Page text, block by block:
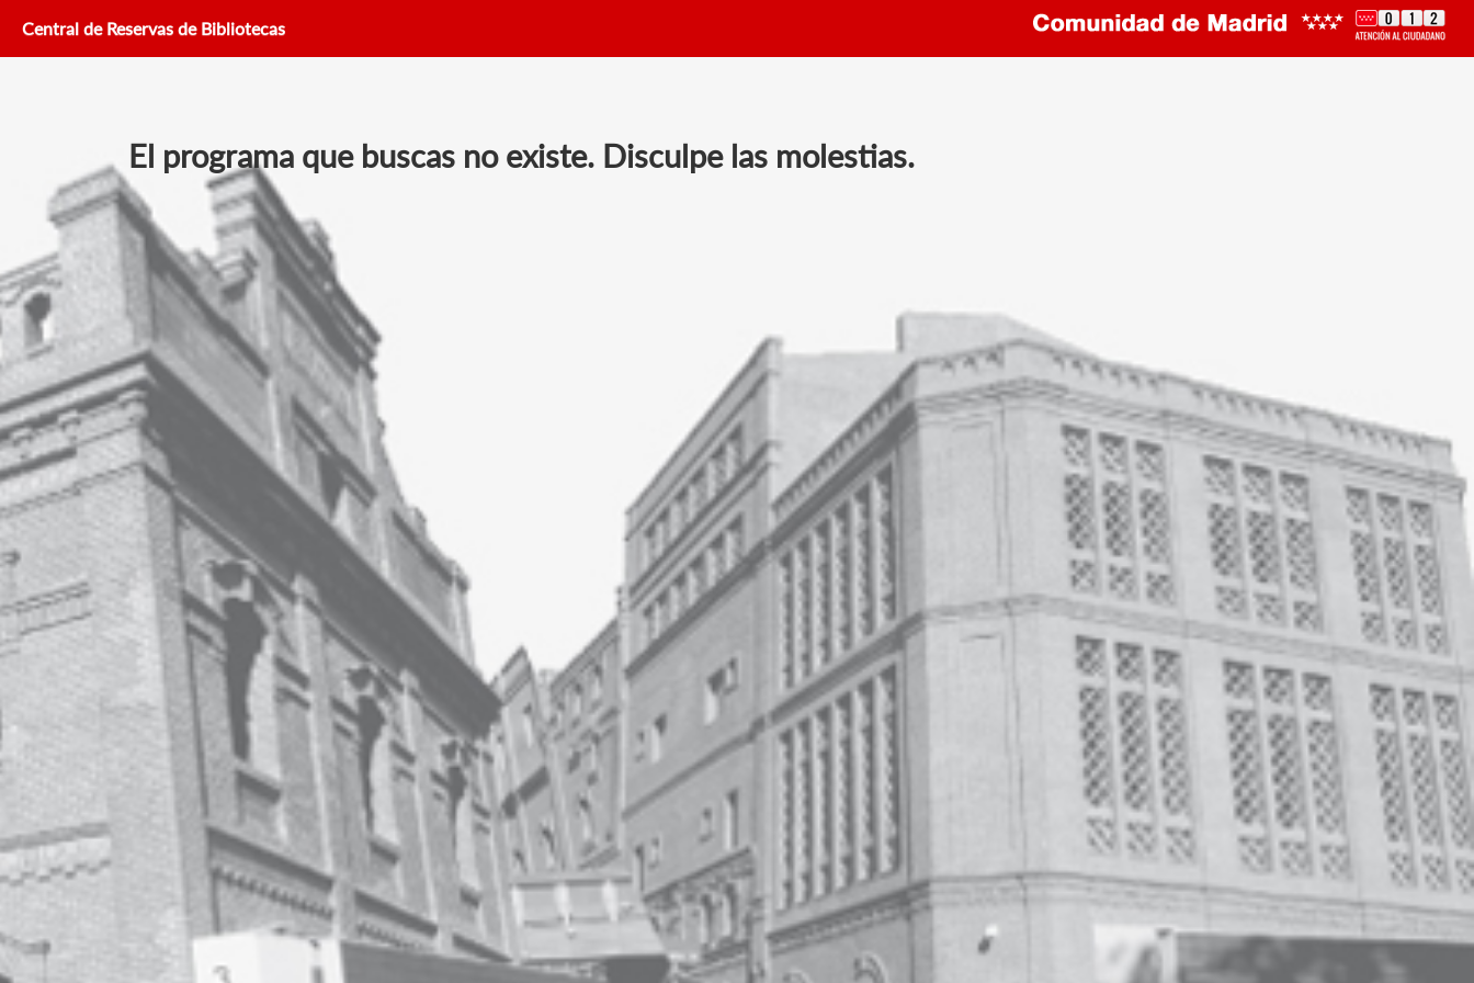
Central de Reservas de Bibliotecas
El programa que buscas no existe. Disculpe las molestias.